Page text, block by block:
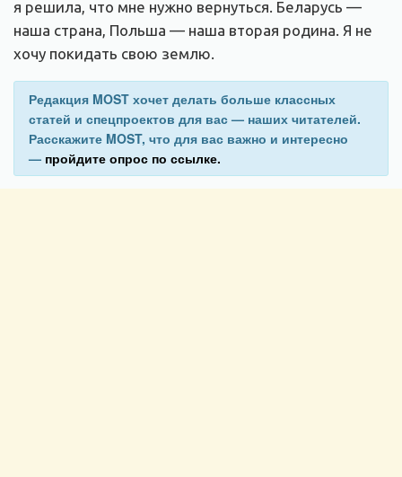
я решила, что мне нужно вернуться. Беларусь —
наша страна, Польша — наша вторая родина. Я не
хочу покидать свою землю.
Редакция MOST хочет делать больше классных
статей и спецпроектов для вас — наших читателей.
Расскажите MOST, что для вас важно и интересно
— пройдите опрос по ссылке.